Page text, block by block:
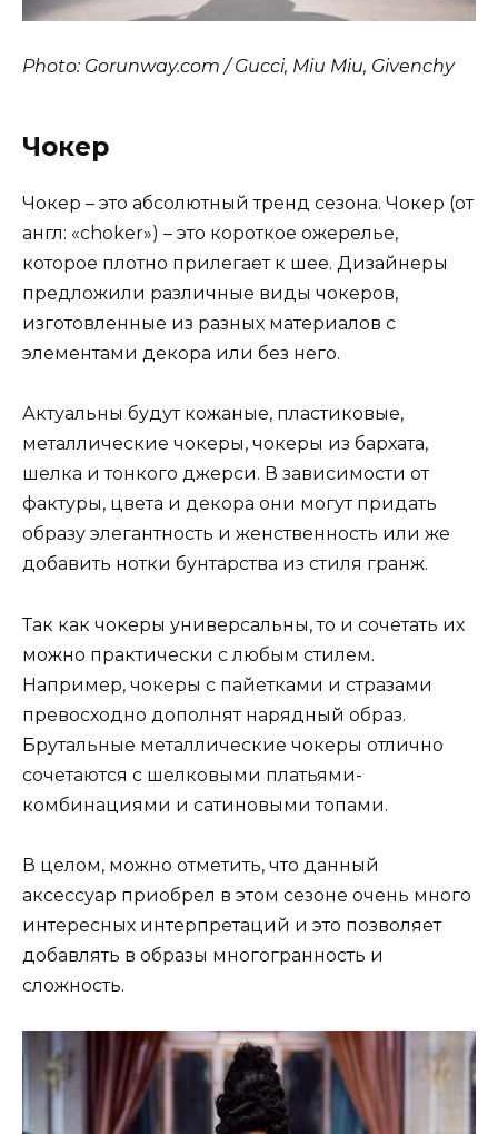
Photo: Gorunway.com / Gucci, Miu Miu, Givenchy
Чокер
Чокер – это абсолютный тренд сезона. Чокер (от
англ: «choker») – это короткое ожерелье,
которое плотно прилегает к шее. Дизайнеры
предложили различные виды чокеров,
изготовленные из разных материалов с
элементами декора или без него.
Актуальны будут кожаные, пластиковые,
металлические чокеры, чокеры из бархата,
шелка и тонкого джерси. В зависимости от
фактуры, цвета и декора они могут придать
образу элегантность и женственность или же
добавить нотки бунтарства из стиля гранж.
Так как чокеры универсальны, то и сочетать их
можно практически с любым стилем.
Например, чокеры с пайетками и стразами
превосходно дополнят нарядный образ.
Брутальные металлические чокеры отлично
сочетаются с шелковыми платьями-
комбинациями и сатиновыми топами.
В целом, можно отметить, что данный
аксессуар приобрел в этом сезоне очень много
интересных интерпретаций и это позволяет
добавлять в образы многогранность и
сложность.